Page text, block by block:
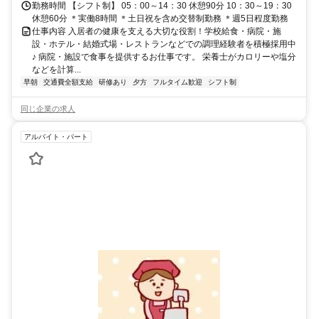
勤務時間 【シフト制】 05：00～14：30 休憩90分 10：30～19：30
休憩60分 ＊実働8時間 ＊土日祝を含め交替制勤務 ＊週5日程度勤務
仕事内容 入居者の健康を支える大切な役割！学校給食・病院・施
設・ホテル・結婚式場・レストランなどでの調理経験者を積極採用中
♪ 病院・施設で食事を提供するお仕事です。 栄養士がカロリーや塩分
などを計算...
早朝 交通費全額支給 研修あり 夕方 フルタイム歓迎 シフト制
同じ企業の求人
アルバイト・パート